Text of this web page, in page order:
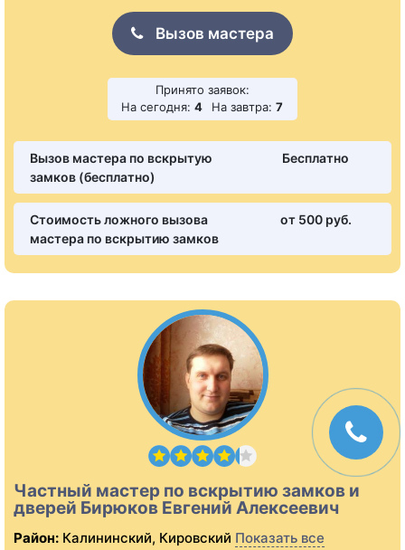
Вызов мастера
Принято заявок:
На сегодня: 4 На завтра: 7
Вызов мастера по вскрытую
замков (бесплатно)
Бесплатно
Стоимость ложного вызова
мастера по вскрытию замков
от 500 pуб.
Частный мастер по вскрытию замков и
дверей Бирюков Евгений Алексеевич
Район: Калининский, Кировский Показать все